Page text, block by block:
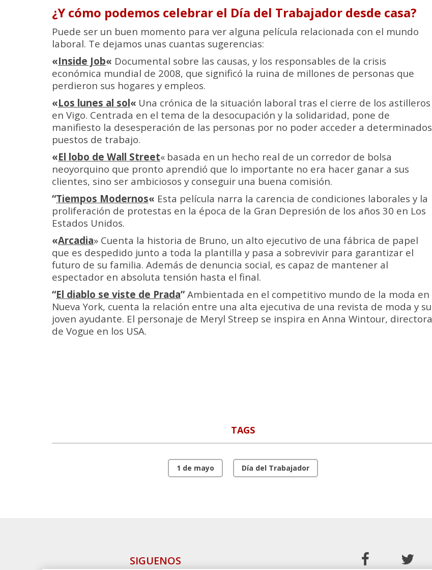
¿Y cómo podemos celebrar el Día del Trabajador desde casa?
Puede ser un buen momento para ver alguna película relacionada con el mundo
laboral. Te dejamos unas cuantas sugerencias:
«Inside Job« Documental sobre las causas, y los responsables de la crisis
económica mundial de 2008, que significó la ruina de millones de personas que
perdieron sus hogares y empleos.
«Los lunes al sol« Una crónica de la situación laboral tras el cierre de los astilleros
en Vigo. Centrada en el tema de la desocupación y la solidaridad, pone de
manifiesto la desesperación de las personas por no poder acceder a determinados
puestos de trabajo.
«El lobo de Wall Street« basada en un hecho real de un corredor de bolsa
neoyorquino que pronto aprendió que lo importante no era hacer ganar a sus
clientes, sino ser ambiciosos y conseguir una buena comisión.
“Tiempos Modernos« Esta película narra la carencia de condiciones laborales y la
proliferación de protestas en la época de la Gran Depresión de los años 30 en Los
Estados Unidos.
«Arcadia» Cuenta la historia de Bruno, un alto ejecutivo de una fábrica de papel
que es despedido junto a toda la plantilla y pasa a sobrevivir para garantizar el
futuro de su familia. Además de denuncia social, es capaz de mantener al
espectador en absoluta tensión hasta el final.
“El diablo se viste de Prada” Ambientada en el competitivo mundo de la moda en
Nueva York, cuenta la relación entre una alta ejecutiva de una revista de moda y su
joven ayudante. El personaje de Meryl Streep se inspira en Anna Wintour, directora
de Vogue en los USA.
TAGS
1 de mayo Día del Trabajador
SIGUENOS